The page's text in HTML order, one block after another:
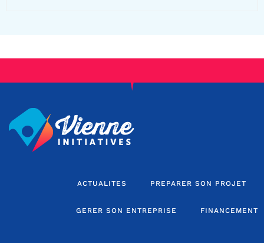
ACTUALITES PREPARER SON PROJET
GERER SON ENTREPRISE FINANCEMENT